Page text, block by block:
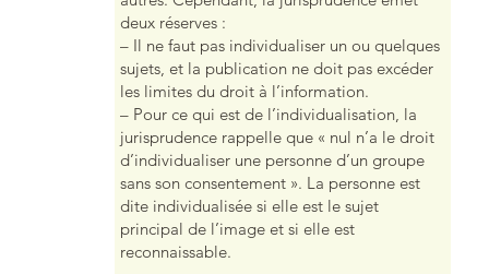
deux réserves :
– Il ne faut pas individualiser un ou quelques
sujets, et la publication ne doit pas excéder
les limites du droit à l’information.
– Pour ce qui est de l’individualisation, la
jurisprudence rappelle que « nul n’a le droit
d’individualiser une personne d’un groupe
sans son consentement ». La personne est
dite individualisée si elle est le sujet
principal de l’image et si elle est
reconnaissable.